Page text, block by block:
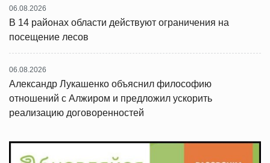
06.08.2026
В 14 районах области действуют ограничения на
посещение лесов
06.08.2026
Александр Лукашенко объяснил философию
отношений с Алжиром и предложил ускорить
реализацию договоренностей